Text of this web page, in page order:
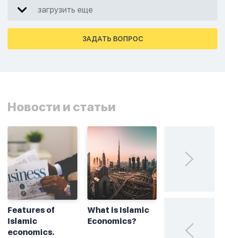
загрузить еще
ЗАДАТЬ ВОПРОС
Новости и статьи
Features of
Islamic
economics.
What is Islamic
Economics?
халяльное